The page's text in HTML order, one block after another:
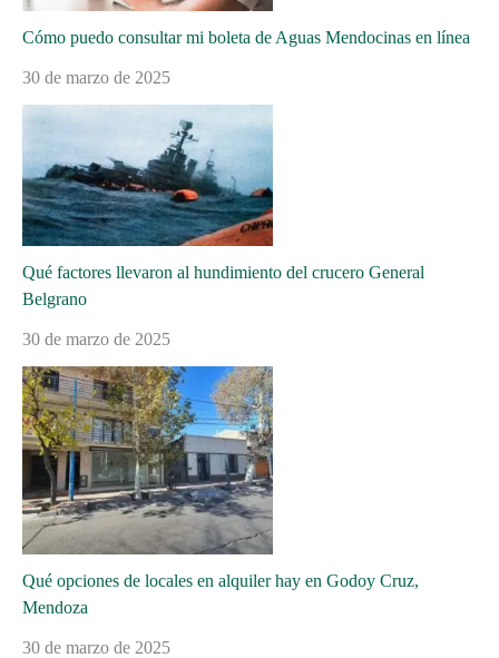
Cómo puedo consultar mi boleta de Aguas Mendocinas en línea
30 de marzo de 2025
Qué factores llevaron al hundimiento del crucero General
Belgrano
30 de marzo de 2025
Qué opciones de locales en alquiler hay en Godoy Cruz,
Mendoza
30 de marzo de 2025